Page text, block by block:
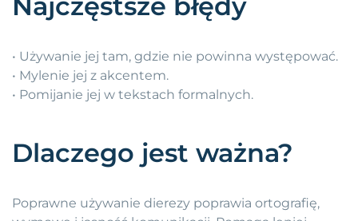
• Używanie jej tam, gdzie nie powinna występować.
• Mylenie jej z akcentem.
• Pomijanie jej w tekstach formalnych.
Dlaczego jest ważna?
Poprawne używanie dierezy poprawia ortografię,